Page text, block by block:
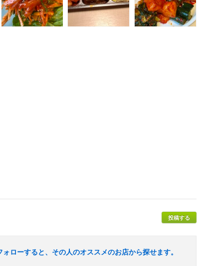
投稿する
ローすると、その人のオススメのお店から探せます。